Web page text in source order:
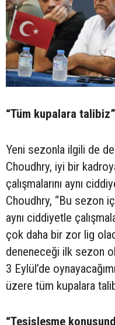
“Tüm kupalara talibiz”
Yeni sezonla ilgili de
Choudhry, iyi bir
çalışmalarını aynı
Choudhry, “Bu sezon
aynı ciddiyetle
çok daha bir zor lig
deneneceği ilk sezon
3 Eylül’de
üzere tüm kupalara
“Tesisleşme